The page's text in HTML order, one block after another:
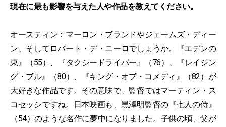
現在に最も影響を与えた人や作品を教えてください。
オースティン：マーロン・ブランドやジェームズ・ディー
ン、そしてロバート・デ・ニーロでしょうか。『エデンの
東 』（55）、『タクシードライバー 』（76）、『レイジン
グ・ブル』（80）、『キング・オブ・コメディ 』（82）が
大好きな作品です。その意味で、監督ではマーティン・ス
コセッシですね。日本映画も、黒澤明監督の『七人の侍』
（54）のような名作に夢中になりました。子供の頃、父が